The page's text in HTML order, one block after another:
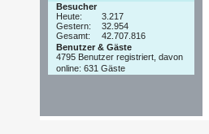
Besucher
Heute:
3.217
Gestern:
32.954
Gesamt:
42.707.816
Benutzer & Gäste
4795 Benutzer registriert, davon
online: 631 Gäste